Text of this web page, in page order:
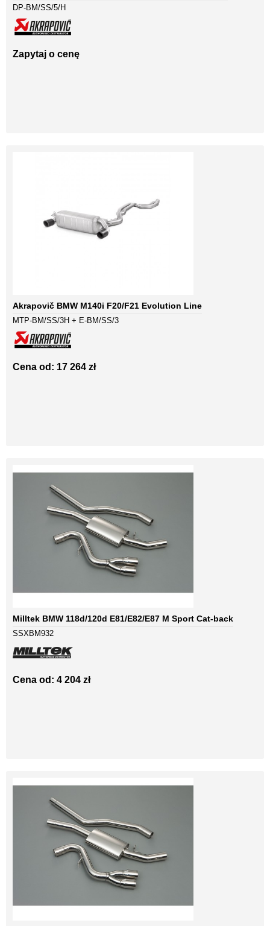
DP-BM/SS/5/H
Zapytaj o cenę
Akrapovič BMW M140i F20/F21 Evolution Line
MTP-BM/SS/3H + E-BM/SS/3
Cena od: 17 264 zł
Milltek BMW 118d/120d E81/E82/E87 M Sport Cat-back
SSXBM932
Cena od: 4 204 zł